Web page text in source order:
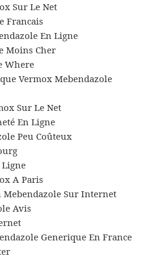
Sur Le Net
Francais
En Ligne
Moins Cher
Where
Vermox Mebendazole
Sur Le Net
En Ligne
Peu Coûteux
Ligne
A Paris
Mebendazole Sur Internet
Avis
Generique En France